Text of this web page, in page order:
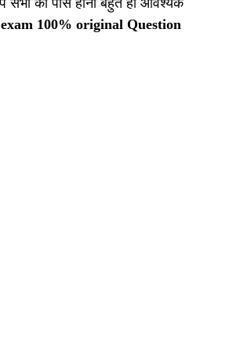
100% original Question